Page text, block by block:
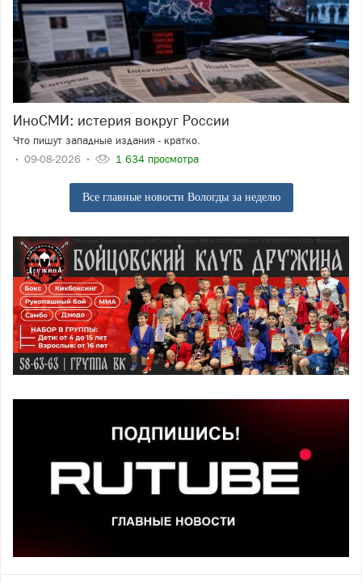
ИноСМИ: истерия вокруг России
Что пишут западные издания - кратко.
09-08-2026
1 634 просмотра
Все главные новости Вологды за неделю